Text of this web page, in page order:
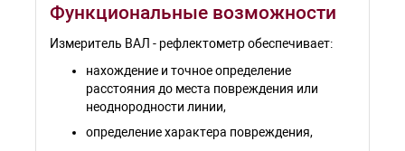
Функциональные возможности
Измеритель ВАЛ - рефлектометр обеспечивает:
нахождение и точное определение
расстояния до места повреждения или
неоднородности линии,
определение характера повреждения,